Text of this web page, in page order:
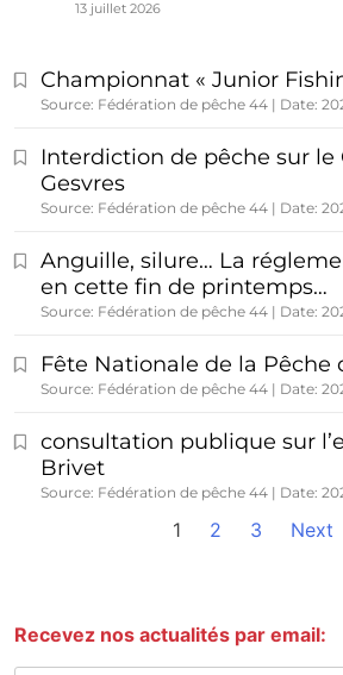
13 juillet 2026
Championnat « Junior
Source: Fédération de pêche 44 Date:
Interdiction de pêche sur le
Gesvres
Source: Fédération de pêche 44 Date:
Anguille, silure… La
en cette fin de printemps…
Source: Fédération de pêche 44 Date:
Fête Nationale de la Pêche
Source: Fédération de pêche 44 Date:
consultation publique sur
Brivet
Source: Fédération de pêche 44 Date:
1 2 3 Next
Recevez nos actualités par email: